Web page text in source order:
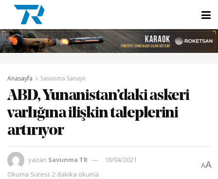
Anasayfa Savunma Sanayii
ABD, Yunanistan’daki askeri
varlığına ilişkin taleplerini
artırıyor
yazan Savunma TR
18/04/2021
Okuma Süresi: 2 dakika okuma
AA